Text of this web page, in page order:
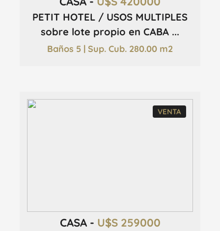
PETIT HOTEL / USOS MULTIPLES
sobre lote propio en CABA ...
Baños 5 | Sup. Cub. 280.00 m2
VENTA
CASA - U$S 259000